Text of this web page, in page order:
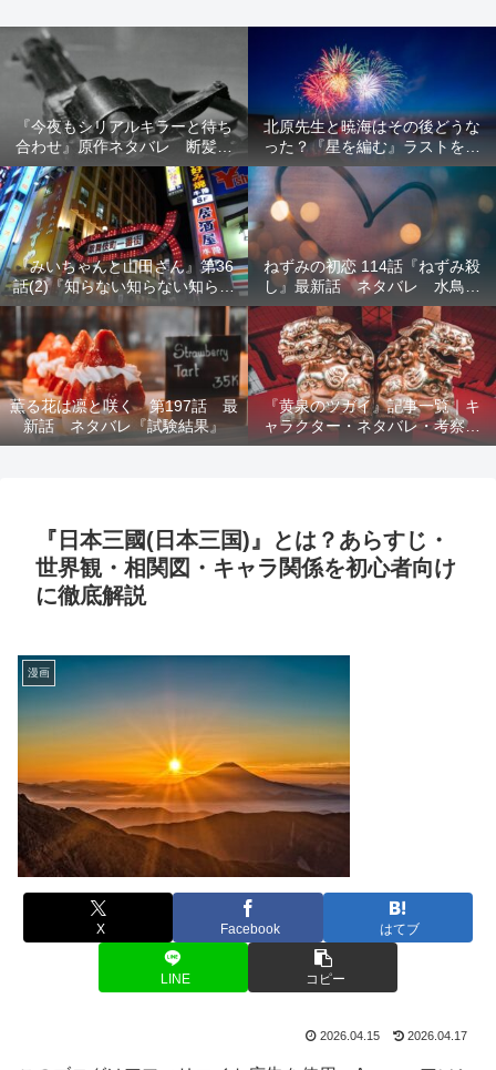
『今夜もシリアルキラーと待ち
合わせ』原作ネタバレ 断髪オ
ブジェ殺人事件 犯人の正体や
結末を解説
北原先生と暁海はその後どうな
った？『星を編む』ラストをネ
タバレ解説
『みいちゃんと山田さん』第36
話(2)『知らない知らない知らな
い』最新話 ネタバレ 犯人確
定 次回最終回
ねずみの初恋 114話『ねずみ殺
し』最新話 ネタバレ 水鳥死
亡 鯆を殺すか
薫る花は凛と咲く 第197話 最
新話 ネタバレ『試験結果』
『黄泉のツガイ』記事一覧｜キ
ャラクター・ネタバレ・考察・
死亡キャラまとめ【完全ガイ
『日本三國(日本三国)』とは？あらすじ・
世界観・相関図・キャラ関係を初心者向け
に徹底解説
漫画
X Facebook はてブ
LINE コピー
2026.04.15 2026.04.17